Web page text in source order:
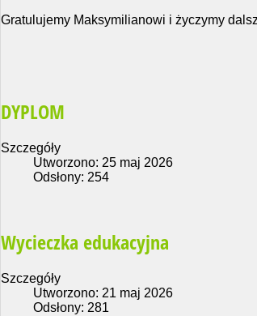
Gratulujemy Maksymilianowi i życzymy
DYPLOM
Szczegóły
Utworzono: 25 maj 2026
Odsłony: 254
Wycieczka edukacyjna
Szczegóły
Utworzono: 21 maj 2026
Odsłony: 281